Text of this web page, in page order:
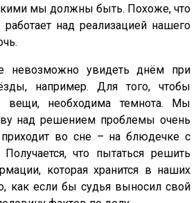
мы должны быть. Похоже, что
над реализацией нашего
невозможно увидеть днём при
например. Для того, чтобы
вещи, необходима темнота. Мы
над решением проблемы очень
во сне – на блюдечке с
что пытаться решить
которая хранится в наших
как если бы судья выносил свой